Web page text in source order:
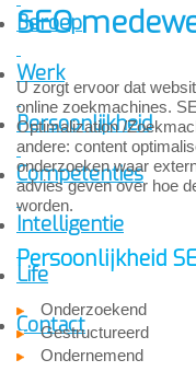
Beroep
Werk
Persoonlijkheid
Competenties
Intelligentie
Life
Contact
SEO
U zorgt ervoor dat
online zoekmachines.
Optimalization /
andere: content
onderzoeken waar
advies geven over hoe
worden.
Persoonlijkheid
Onderzoekend
Gestructureerd
Ondernemend